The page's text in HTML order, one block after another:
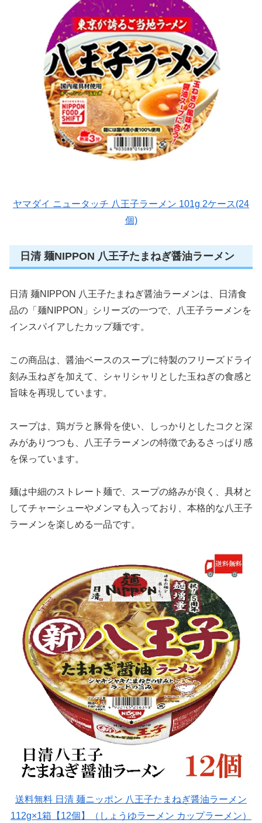
ヤマダイ ニュータッチ 八王子ラーメン 101g 2ケース(24
個)
日清 麺NIPPON 八王子たまねぎ醤油ラーメン
日清 麺NIPPON 八王子たまねぎ醤油ラーメンは、日清食
品の「麺NIPPON」シリーズの一つで、八王子ラーメンを
インスパイアしたカップ麺です。
この商品は、醤油ベースのスープに特製のフリーズドライ
刻み玉ねぎを加えて、シャリシャリとした玉ねぎの食感と
旨味を再現しています。
スープは、鶏ガラと豚骨を使い、しっかりとしたコクと深
みがありつつも、八王子ラーメンの特徴であるさっぱり感
を保っています。
麺は中細のストレート麺で、スープの絡みが良く、具材と
してチャーシューやメンマも入っており、本格的な八王子
ラーメンを楽しめる一品です。
送料無料 日清 麺ニッポン 八王子たまねぎ醤油ラーメン
112g×1箱【12個】（しょうゆラーメン カップラーメン）